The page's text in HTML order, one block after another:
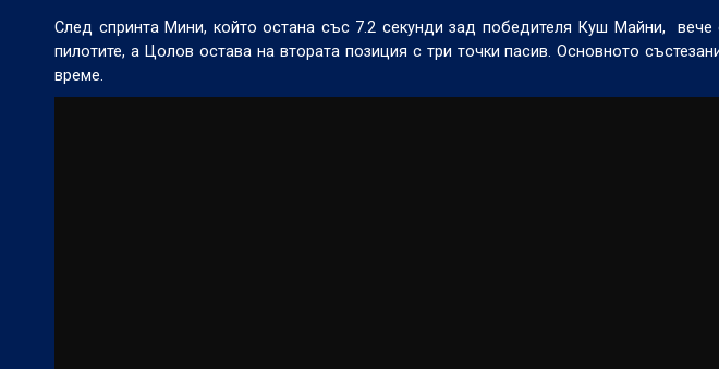
След спринта Мини, който остана със 7.2 секунди зад победителя Куш Майни, вече
пилотите, а Цолов остава на втората позиция с три точки пасив. Основното
време.